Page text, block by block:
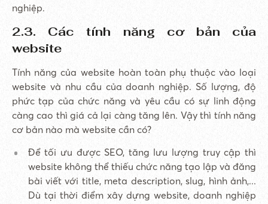
nghiệp.
2.3. Các tính năng cơ bản của
website
Tính năng của website hoàn toàn phụ thuộc vào loại
website và nhu cầu của doanh nghiệp. Số lượng, độ
phức tạp của chức năng và yêu cầu có sự linh động
càng cao thì giá cả lại càng tăng lên. Vậy thì tính năng
cơ bản nào mà website cần có?
Để tối ưu được SEO, tăng lưu lượng truy cập thì
website không thể thiếu chức năng tạo lập và đăng
bài viết với title, meta description, slug, hình ảnh,...
Dù tại thời điểm xây dựng website, doanh nghiệp